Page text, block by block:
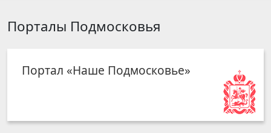
Порталы Подмосковья
Портал «Наше Подмосковье»